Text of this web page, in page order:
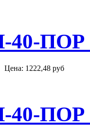
ПОР
Цена: 1222,48 руб
ПОР